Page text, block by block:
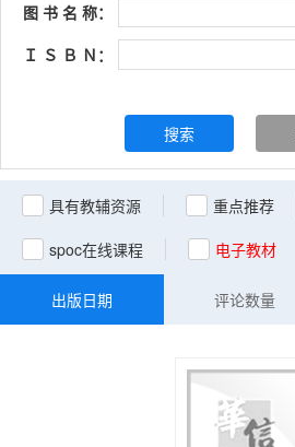
图 书 名 称：
Ｉ Ｓ Ｂ Ｎ：
搜索
具有教辅资源 重点推荐
spoc在线课程
电子教材
评论数量
出版日期